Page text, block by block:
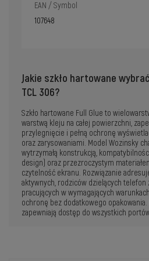
EAN / Symbol
107648
Jakie szkło hartowane
TCL 306?
Szkło hartowane Full Glue to
warstwą kleju na całej powierzchni,
przylegnięcie i pełną ochronę
oraz zarysowaniami. Model Wozinsky
wytrzymałą konstrukcją,
design) oraz przezroczystym
czytelność ekranu. Rozwiązanie
aktywnych, rodziców dzielących
pracujących w wymagających
ochronę bez dodatkowego
zapewniają dostęp do wszystkich